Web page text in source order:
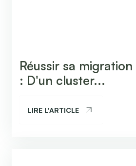
Réussir sa
: D'un cluster...
LIRE L'ARTICLE